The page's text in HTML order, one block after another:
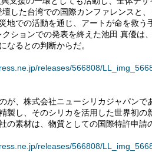
した台湾での国際カンファレンスと
地での活動を通じ、アートが命を救う
ションでの発表を終えた池田 真優は
なるとの判断からだ。
releases/566808/
が、株式会社ニューシリカジャパン
製し、そのシリカを活用した世界初の
の素材は、物質としての国際特許申請
releases/566808/